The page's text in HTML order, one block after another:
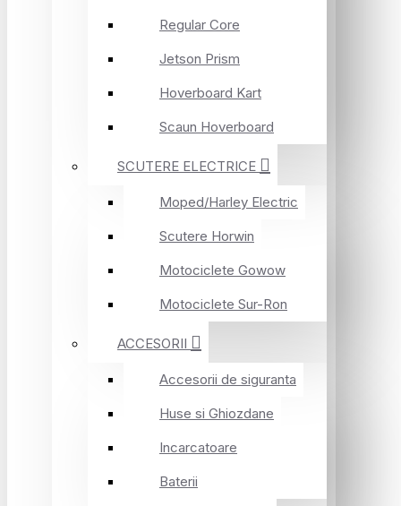
Regular Core
Jetson Prism
Hoverboard Kart
Scaun Hoverboard
SCUTERE ELECTRICE
Moped/Harley Electric
Scutere Horwin
Motociclete Gowow
Motociclete Sur-Ron
ACCESORII
Accesorii de siguranta
Huse si Ghiozdane
Incarcatoare
Baterii